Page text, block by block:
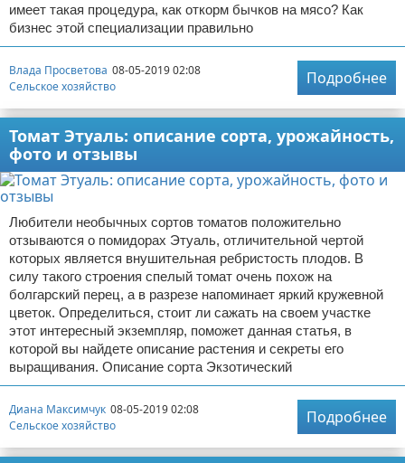
имеет такая процедура, как откорм бычков на мясо? Как
бизнес этой специализации правильно
Влада Просветова 08-05-2019 02:08
Сельское хозяйство
Подробнее
Томат Этуаль: описание сорта, урожайность,
фото и отзывы
Любители необычных сортов томатов положительно
отзываются о помидорах Этуаль, отличительной чертой
которых является внушительная ребристость плодов. В
силу такого строения спелый томат очень похож на
болгарский перец, а в разрезе напоминает яркий кружевной
цветок. Определиться, стоит ли сажать на своем участке
этот интересный экземпляр, поможет данная статья, в
которой вы найдете описание растения и секреты его
выращивания. Описание сорта Экзотический
Диана Максимчук 08-05-2019 02:08
Сельское хозяйство
Подробнее